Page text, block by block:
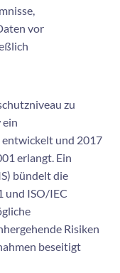
vor
zu
ein
und 2017
erlangt. Ein
bündelt die
und ISO/IEC
Risiken
beseitigt